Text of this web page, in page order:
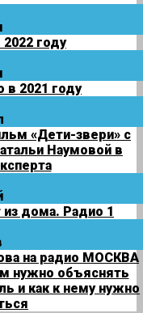
году
в 2021 году
«Дети-звери» с
Наумовой в
дома. Радио 1
на радио МОСКВА
нужно объяснять
и как к нему нужно